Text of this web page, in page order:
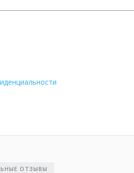
ОТЗЫВЫ